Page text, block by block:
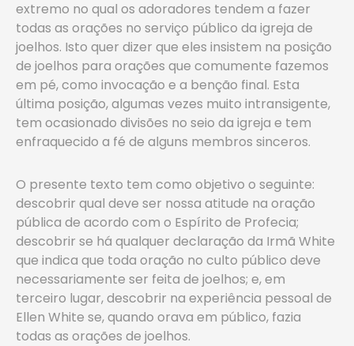
extremo no qual os adoradores tendem a fazer
todas as orações no serviço público da igreja de
joelhos. Isto quer dizer que eles insistem na posição
de joelhos para orações que comumente fazemos
em pé, como invocação e a benção final. Esta
última posição, algumas vezes muito intransigente,
tem ocasionado divisões no seio da igreja e tem
enfraquecido a fé de alguns membros sinceros.
O presente texto tem como objetivo o seguinte:
descobrir qual deve ser nossa atitude na oração
pública de acordo com o Espírito de Profecia;
descobrir se há qualquer declaração da Irmã White
que indica que toda oração no culto público deve
necessariamente ser feita de joelhos; e, em
terceiro lugar, descobrir na experiência pessoal de
Ellen White se, quando orava em público, fazia
todas as orações de joelhos.